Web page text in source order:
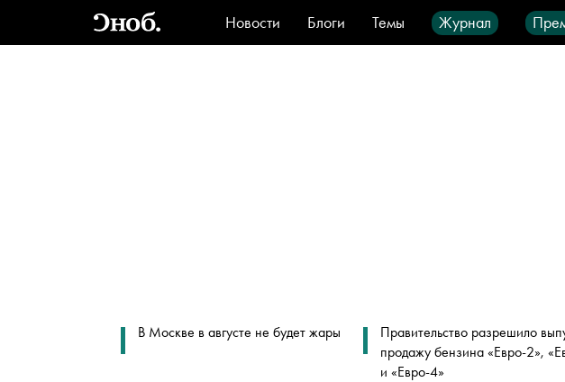
Новости Блоги Темы Журнал
Стиль
Видео Город IT-
В Москве в августе не будет жары
Правительство разрешило
продажу бензина «Евро-2»,
и «Евро-4»